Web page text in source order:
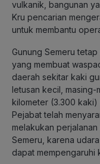
vulkanik, bangunan
Kru pencarian
untuk membantu
Gunung Semeru
yang membuat
daerah sekitar kaki
letusan kecil, masing-
kilometer (3.300
Pejabat telah
melakukan perjalanan
Semeru, karena
dapat mempengaruhi